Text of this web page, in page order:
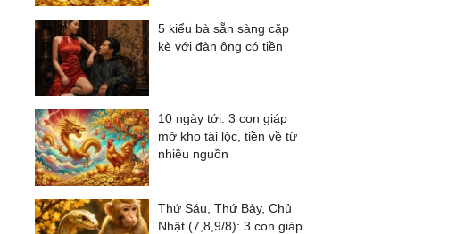
5 kiểu bà sẵn sàng cặp
kè với đàn ông có tiền
10 ngày tới: 3 con giáp
mở kho tài lộc, tiền về từ
nhiều nguồn
Thứ Sáu, Thứ Bảy, Chủ
Nhật (7,8,9/8): 3 con giáp